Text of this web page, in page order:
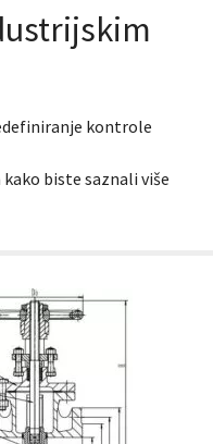
kontrole
biste saznali više